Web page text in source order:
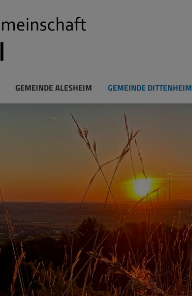
GEMEINDE ALESHEIM GEMEINDE DITTENHEIM